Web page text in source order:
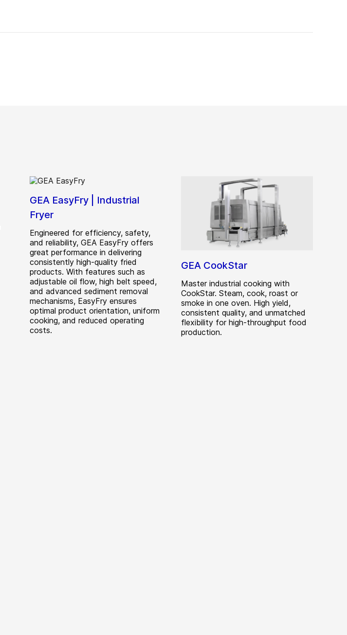
GEA EasyFry | Industrial
Fryer
Engineered for efficiency, safety,
and reliability, GEA EasyFry offers
great performance in delivering
consistently high-quality fried
products. With features such as
adjustable oil flow, high belt speed,
and advanced sediment removal
mechanisms, EasyFry ensures
optimal product orientation, uniform
cooking, and reduced operating
costs.
GEA CookStar
Master industrial cooking with
CookStar. Steam, cook, roast or
smoke in one oven. High yield,
consistent quality, and unmatched
flexibility for high-throughput food
production.